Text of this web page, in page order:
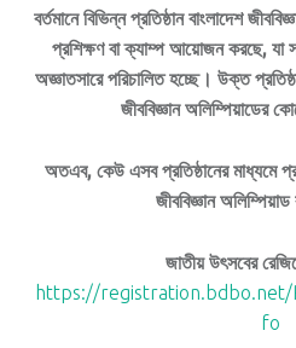
বর্তমানে বিভিন্ন প্রতিষ্ঠান বাংলাদেশ
প্রশিক্ষণ বা ক্যাম্প আয়োজন করছে, যা
অজ্ঞাতসারে পরিচালিত হচ্ছে। উক্ত
জীববিজ্ঞান অলিম্পিয়াডের
অতএব, কেউ এসব প্রতিষ্ঠানের মাধ্যমে
জীববিজ্ঞান
জাতীয় উৎসবের
https://registration.bdbo.net/
fo